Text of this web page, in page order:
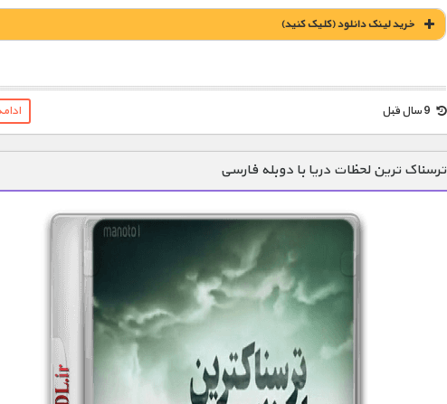
خريد لينک دانلود (کليک کنيد)
1900 تومان – امید و آزادی (افزودن به سبد خريد)
9 سال قبل
ترسناک ترین لحظات دریا با دوبله فارسی